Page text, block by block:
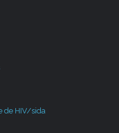
de HIV/sida